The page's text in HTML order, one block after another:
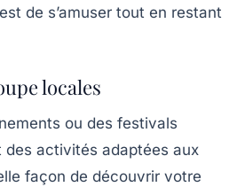
de s’amuser tout en restant
locales
ou des festivals
des activités adaptées aux
façon de découvrir votre